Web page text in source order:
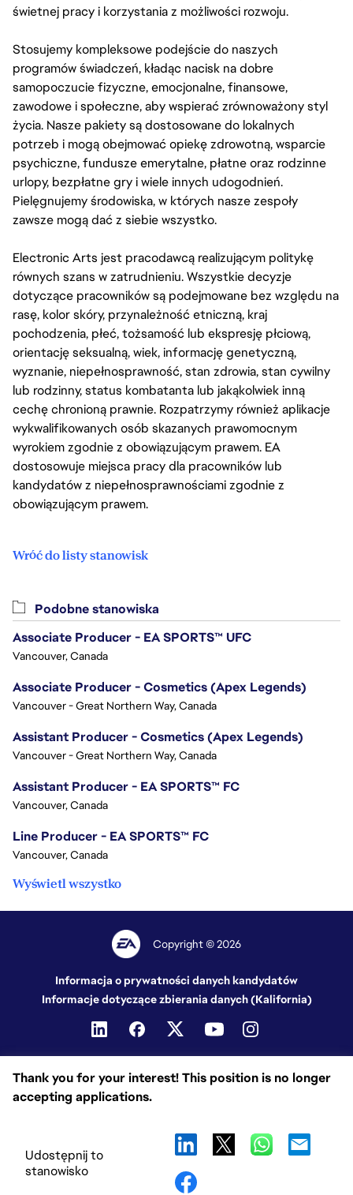
świetnej pracy i korzystania z możliwości rozwoju.
Stosujemy kompleksowe podejście do naszych
programów świadczeń, kładąc nacisk na dobre
samopoczucie fizyczne, emocjonalne, finansowe,
zawodowe i społeczne, aby wspierać zrównoważony styl
życia. Nasze pakiety są dostosowane do lokalnych
potrzeb i mogą obejmować opiekę zdrowotną, wsparcie
psychiczne, fundusze emerytalne, płatne oraz rodzinne
urlopy, bezpłatne gry i wiele innych udogodnień.
Pielęgnujemy środowiska, w których nasze zespoły
zawsze mogą dać z siebie wszystko.
Electronic Arts jest pracodawcą realizującym politykę
równych szans w zatrudnieniu. Wszystkie decyzje
dotyczące pracowników są podejmowane bez względu na
rasę, kolor skóry, przynależność etniczną, kraj
pochodzenia, płeć, tożsamość lub ekspresję płciową,
orientację seksualną, wiek, informację genetyczną,
wyznanie, niepełnosprawność, stan zdrowia, stan cywilny
lub rodzinny, status kombatanta lub jakąkolwiek inną
cechę chronioną prawnie. Rozpatrzymy również aplikacje
wykwalifikowanych osób skazanych prawomocnym
wyrokiem zgodnie z obowiązującym prawem. EA
dostosowuje miejsca pracy dla pracowników lub
kandydatów z niepełnosprawnościami zgodnie z
obowiązującym prawem.
Wróć do listy stanowisk
Thank you for your interest! This position is no longer
accepting applications.
Udostępnij to
stanowisko
Podobne stanowiska
Associate Producer - EA SPORTS™ UFC
Vancouver, Canada
Associate Producer - Cosmetics (Apex Legends)
Vancouver - Great Northern Way, Canada
Assistant Producer - Cosmetics (Apex Legends)
Vancouver - Great Northern Way, Canada
Assistant Producer - EA SPORTS™ FC
Vancouver, Canada
Line Producer - EA SPORTS™ FC
Vancouver, Canada
Wyświetl wszystko
Copyright © 2026
Informacja o prywatności danych kandydatów
Informacje dotyczące zbierania danych (Kalifornia)